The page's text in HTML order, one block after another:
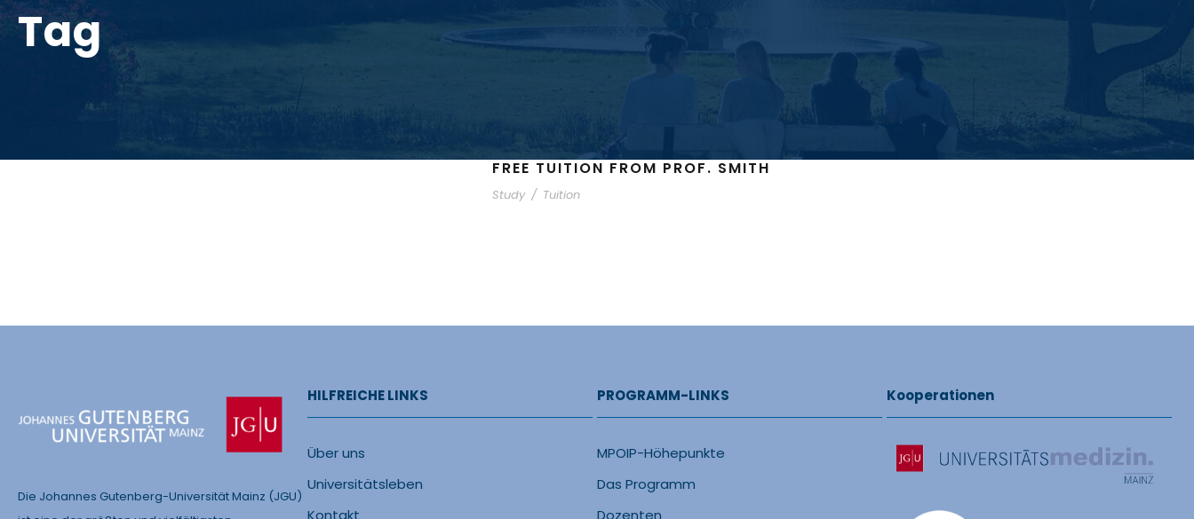
Tag
FREE TUITION FROM PROF. SMITH
Study / Tuition
Die Johannes Gutenberg-Universität Mainz (JGU)
HILFREICHE LINKS
Über uns
Universitätsleben
Kontakt
PROGRAMM-LINKS
MPOIP-Höhepunkte
Das Programm
Dozenten
Kooperationen